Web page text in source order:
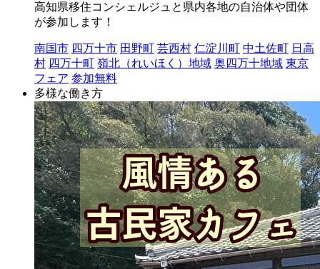
高知県移住コンシェルジュと県内各地の自治体や団体
が参加します！
南国市 四万十市 田野町 芸西村 仁淀川町 中土佐町 日高
村 四万十町 嶺北（れいほく）地域 奥四万十地域 東京
フェア 参加無料
多様な働き方